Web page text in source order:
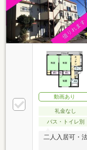
動画あり
礼金なし
バス・トイレ別
二人入居可・